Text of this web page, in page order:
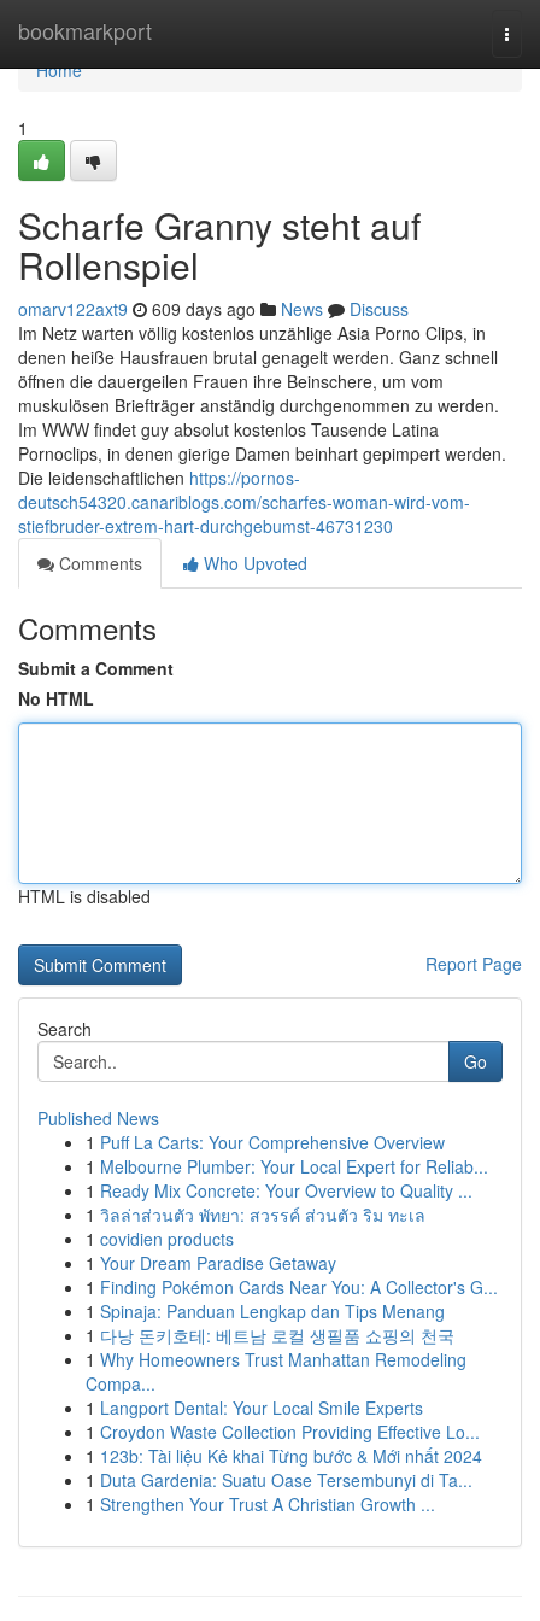
bookmarkport
Home
Home
1
Scharfe Granny steht auf
Rollenspiel
omarv122axt9 609 days ago News
Discuss
Im Netz warten völlig kostenlos unzählige Asia Porno Clips, in
denen heiße Hausfrauen brutal genagelt werden. Ganz schnell
öffnen die dauergeilen Frauen ihre Beinschere, um vom
muskulösen Briefträger anständig durchgenommen zu werden.
Im WWW findet guy absolut kostenlos Tausende Latina
Pornoclips, in denen gierige Damen beinhart gepimpert werden.
Die leidenschaftlichen https://pornos-
deutsch54320.canariblogs.com/scharfes-woman-wird-vom-
stiefbruder-extrem-hart-durchgebumst-46731230
Comments
Who Upvoted
Comments
Submit a Comment
No HTML
HTML is disabled
Report Page
Search
Go
Published News
1 Puff La Carts: Your Comprehensive Overview
1 Melbourne Plumber: Your Local Expert for Reliab...
1 Ready Mix Concrete: Your Overview to Quality ...
1 วิลล่าส่วนตัว พัทยา: สวรรค์ ส่วนตัว ริม ทะเล
1 covidien products
1 Your Dream Paradise Getaway
1 Finding Pokémon Cards Near You: A Collector's G...
1 Spinaja: Panduan Lengkap dan Tips Menang
1 다낭 돈키호테: 베트남 로컬 생필품 쇼핑의 천국
1 Why Homeowners Trust Manhattan Remodeling
Compa...
1 Langport Dental: Your Local Smile Experts
1 Croydon Waste Collection Providing Effective Lo...
1 123b: Tài liệu Kê khai Từng bước & Mới nhất 2024
1 Duta Gardenia: Suatu Oase Tersembunyi di Ta...
1 Strengthen Your Trust A Christian Growth ...